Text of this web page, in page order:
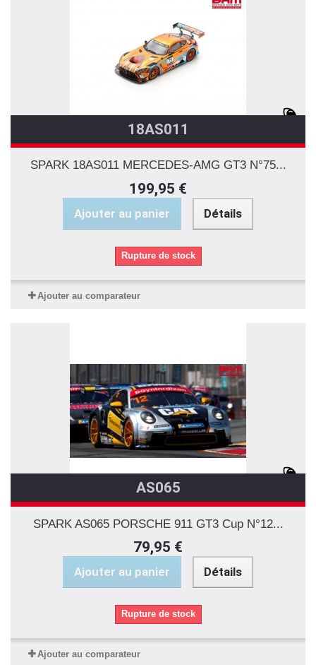
18AS011
SPARK 18AS011 MERCEDES-AMG GT3 N°75...
199,95 €
Ajouter au panier Détails
Rupture de stock
Ajouter au comparateur
AS065
SPARK AS065 PORSCHE 911 GT3 Cup N°12...
79,95 €
Ajouter au panier Détails
Rupture de stock
Ajouter au comparateur